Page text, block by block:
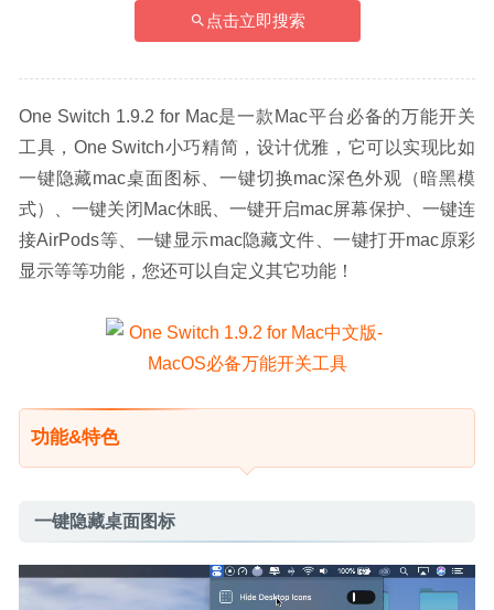
点击立即搜索
One Switch 1.9.2 for Mac是一款Mac平台必备的万能开关
工具，One Switch小巧精简，设计优雅，它可以实现比如
一键隐藏mac桌面图标、一键切换mac深色外观（暗黑模
式）、一键关闭Mac休眠、一键开启mac屏幕保护、一键连
接AirPods等、一键显示mac隐藏文件、一键打开mac原彩
显示等等功能，您还可以自定义其它功能！
功能&特色
一键隐藏桌面图标
视